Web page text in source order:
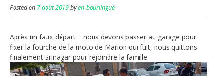
Posted on 7 août 2019byen-bourlingue
Après un faux-départ – nous devons passer au garage pour
fixer la fourche de la moto de Marion qui fuit, nous quittons
finalement Srinagar pour rejoindre la famille.